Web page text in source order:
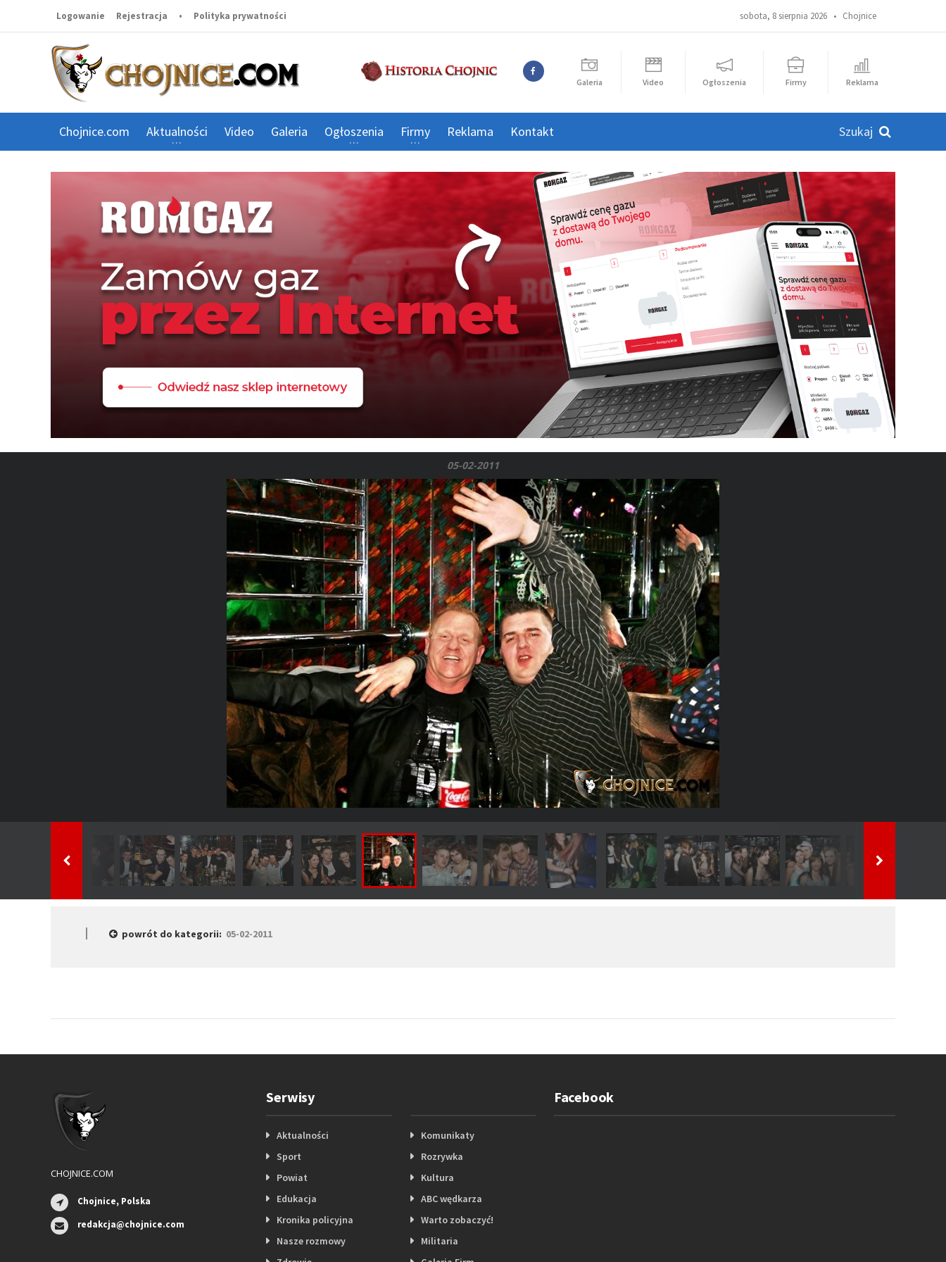
sobota, 8 sierpnia 2026 • Chojnice
Logowanie Rejestracja • Polityka prywatności
Galeria Video Ogłoszenia Firmy Reklama
Chojnice.com Aktualności Video Galeria Ogłoszenia Firmy Reklama Kontakt
05-02-2011
powrót do kategorii: 05-02-2011
CHOJNICE.COM
Chojnice, Polska
redakcja@chojnice.com
Serwisy
Aktualności
Sport
Powiat
Edukacja
Kronika policyjna
Nasze rozmowy
Komunikaty
Rozrywka
Kultura
ABC wędkarza
Warto zobaczyć!
Militaria
Facebook